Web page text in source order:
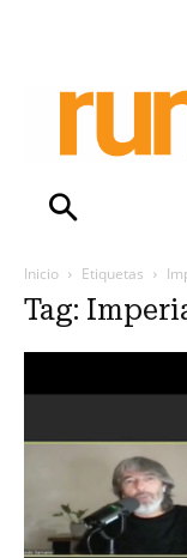
Inicio Etiquetas
Tag: